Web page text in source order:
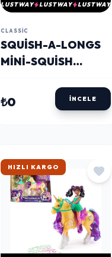
LUSTWAY LUSTWAY LUSTWAY
CLASSIC
SQUISH-A-LONGS
MINI-SQUISH
₺0 İNCELE
HIZLI KARGO